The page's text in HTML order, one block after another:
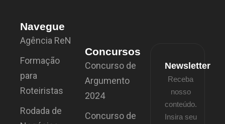
Navegue
Agência ReN
Formação
para
Roteiristas
Rodada de
Concursos
Concurso de
Argumento
2024
Concurso de
Newsletter
Receba
nosso
conteúdo.
Insira seu